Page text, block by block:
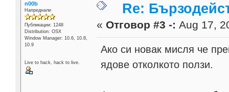
n00b
Напреднали
Публикации: 1248
Distribution: OSX
Window Manager: 10.6, 10.8,
10.9
Live to hack, hack to live.
Re:
« Отговор #3 -: Aug 17,
Ако си новак мисля че
ядове отколкото ползи.